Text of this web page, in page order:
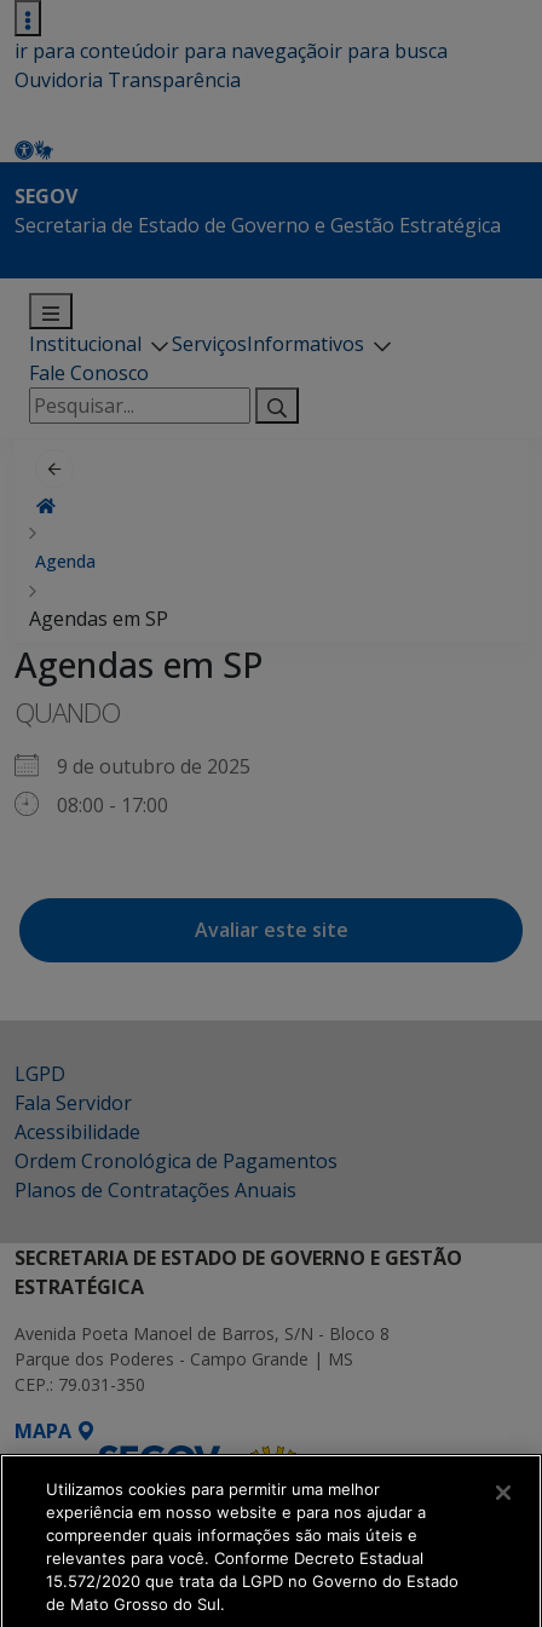
ir para conteúdoir para navegaçãoir para busca
Ouvidoria Transparência
SEGOV
Secretaria de Estado de Governo e Gestão Estratégica
Institucional ServiçosInformativos
Fale Conosco
Pesquisar
por:
Agenda
Agendas em SP
Agendas em SP
QUANDO
9 de outubro de 2025
08:00 - 17:00
Avaliar este site
LGPD
Fala Servidor
Acessibilidade
Ordem Cronológica de Pagamentos
Planos de Contratações Anuais
SECRETARIA DE ESTADO DE GOVERNO E GESTÃO
ESTRATÉGICA
Avenida Poeta Manoel de Barros, S/N - Bloco 8
Parque dos Poderes - Campo Grande | MS
CEP.: 79.031-350
MAPA
SETDIG | Secretaria-
Executiva de
Utilizamos cookies para permitir uma melhor
experiência em nosso website e para nos ajudar a
compreender quais informações são mais úteis e
relevantes para você. Conforme Decreto Estadual
15.572/2020 que trata da LGPD no Governo do Estado
de Mato Grosso do Sul.